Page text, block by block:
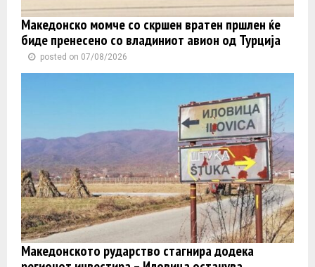
Македонско момче со скршен вратен пршлен ќе
биде пренесено со владиниот авион од Турција
posted on 07/08/2026
Македонското рударство стагнира додека